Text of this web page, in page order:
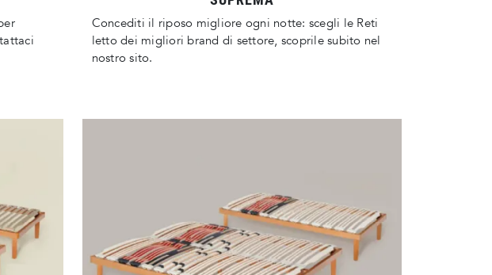
Concediti il riposo migliore ogni notte: scegli le Reti
letto dei migliori brand di settore, scoprile subito nel
nostro sito.